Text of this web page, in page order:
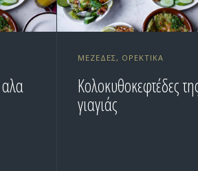
ΜΕΖΈΔΕΣ, ΟΡΕΚΤΙΚΆ
Κολοκυθοκεφτέδες
γιαγιάς